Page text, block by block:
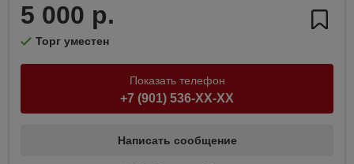
5 000 р.
Торг уместен
Показать телефон
+7 (901) 536-XX-XX
Написать сообщение